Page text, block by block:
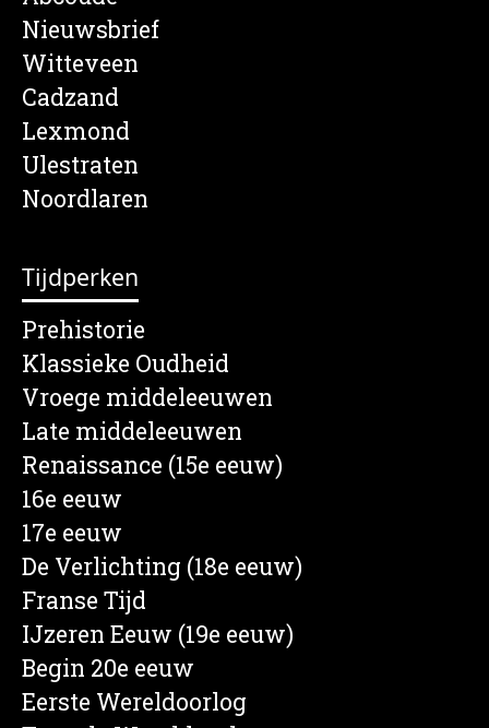
Nieuwsbrief
Witteveen
Cadzand
Lexmond
Ulestraten
Noordlaren
Tijdperken
Prehistorie
Klassieke Oudheid
Vroege middeleeuwen
Late middeleeuwen
Renaissance (15e eeuw)
16e eeuw
17e eeuw
De Verlichting (18e eeuw)
Franse Tijd
IJzeren Eeuw (19e eeuw)
Begin 20e eeuw
Eerste Wereldoorlog